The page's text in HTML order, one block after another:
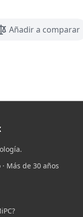
Añadir a comparar
Más de 30 años